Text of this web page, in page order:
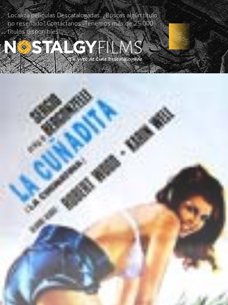
Localiza películas Descatalogadas. ¿Buscas algún título
no reseñado? Contáctanos -Tenemos más de 25.000
títulos disponibles!